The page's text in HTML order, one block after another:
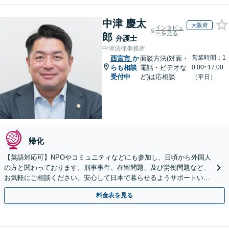
中津 慶太
郎 弁護士
インタビュ
ーを見る
大阪府
中津法律事務所
西宮市 か
らも相談
受付中
面談方法(対面・
電話・ビデオな
ど)は応相談
営業時間：1
0:00~17:00
（平日）
帰化
【英語対応可】NPOやコミュニティなどにも参加し、日頃から外国人
の方と関わっております。刑事事件、在留問題、及び労働問題など、
お気軽にご相談ください。安心して日本で暮らせるようサポートいた
します【夜間・休日相談OK】【北浜駅2分】
料金表を見る